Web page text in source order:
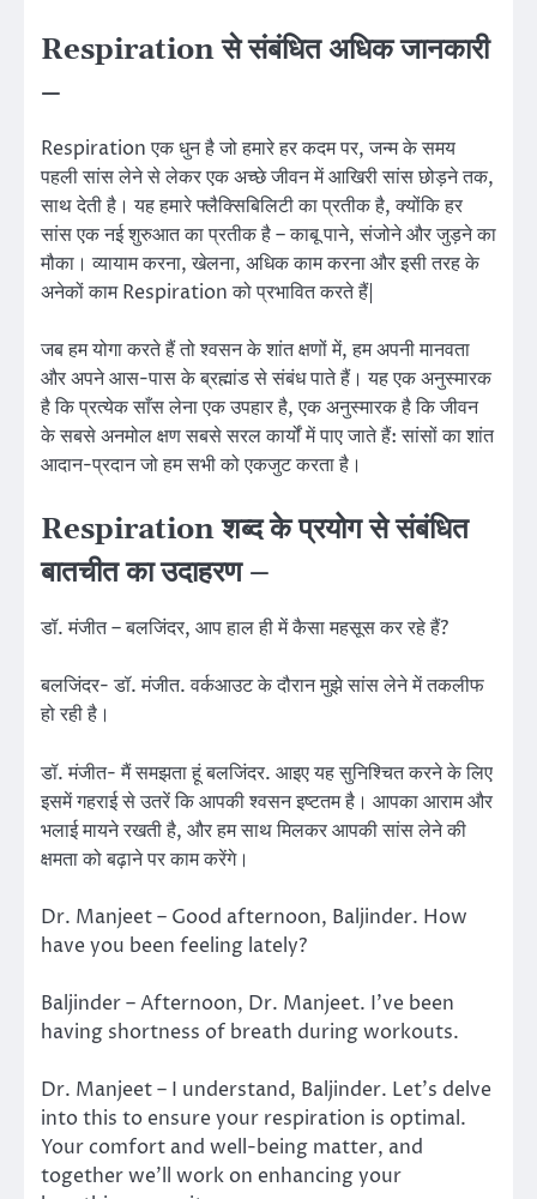
Respiration से संबंधित अधिक जानकारी
–
Respiration एक धुन है जो हमारे हर कदम पर, जन्म के समय
पहली सांस लेने से लेकर एक अच्छे जीवन में आखिरी सांस छोड़ने तक,
साथ देती है। यह हमारे फ्लैक्सिबिलिटी का प्रतीक है, क्योंकि हर
सांस एक नई शुरुआत का प्रतीक है – काबू पाने, संजोने और जुड़ने का
मौका। व्यायाम करना, खेलना, अधिक काम करना और इसी तरह के
अनेकों काम Respiration को प्रभावित करते हैं|
जब हम योगा करते हैं तो श्वसन के शांत क्षणों में, हम अपनी मानवता
और अपने आस-पास के ब्रह्मांड से संबंध पाते हैं। यह एक अनुस्मारक
है कि प्रत्येक साँस लेना एक उपहार है, एक अनुस्मारक है कि जीवन
के सबसे अनमोल क्षण सबसे सरल कार्यों में पाए जाते हैं: सांसों का शांत
आदान-प्रदान जो हम सभी को एकजुट करता है।
Respiration शब्द के प्रयोग से संबंधित
बातचीत का उदाहरण –
डॉ. मंजीत – बलजिंदर, आप हाल ही में कैसा महसूस कर रहे हैं?
बलजिंदर- डॉ. मंजीत. वर्कआउट के दौरान मुझे सांस लेने में तकलीफ
हो रही है।
डॉ. मंजीत- मैं समझता हूं बलजिंदर. आइए यह सुनिश्चित करने के लिए
इसमें गहराई से उतरें कि आपकी श्वसन इष्टतम है। आपका आराम और
भलाई मायने रखती है, और हम साथ मिलकर आपकी सांस लेने की
क्षमता को बढ़ाने पर काम करेंगे।
Dr. Manjeet – Good afternoon, Baljinder. How
have you been feeling lately?
Baljinder – Afternoon, Dr. Manjeet. I’ve been
having shortness of breath during workouts.
Dr. Manjeet – I understand, Baljinder. Let’s delve
into this to ensure your respiration is optimal.
Your comfort and well-being matter, and
together we’ll work on enhancing your